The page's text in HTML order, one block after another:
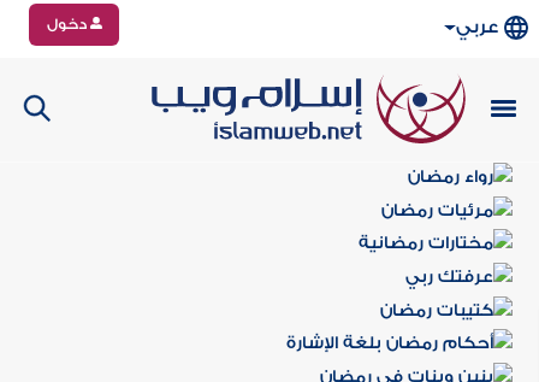
عربي دخول